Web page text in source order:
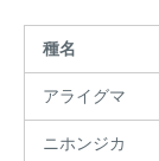
種名
アライグマ
ニホンジカ